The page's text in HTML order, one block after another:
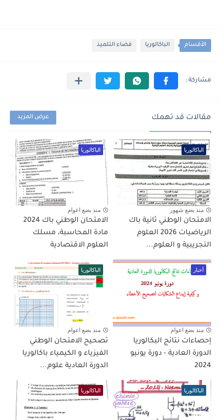
الأقسام الباكالوريا فضاء التلميذ
مقالات قد تهمك عرض المزيد
الباكالوريا
منذ بضع شهور
الامتحان الوطني ثانية باك
الرياضيات 2026 العلوم
التجريبية و العلوم...
الباكالوريا
منذ بضع اعوام
الامتحان الوطني باك 2024
مادة المحاسبة، مسلك
العلوم الاقتصادية
أخبار
منذ بضع اعوام
إحصاءات نتائج البكالوريا
الدورة العادية - دورة يونيو
2024
الباكالوريا
منذ بضع اعوام
تصحيح الامتحان الوطني
الفيزياء و الكيمياء باكالوريا
الدورة العادية علوم...
الباكالوريا الباكالوريا